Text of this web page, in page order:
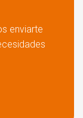
enviarte